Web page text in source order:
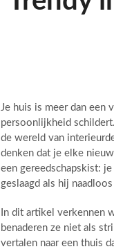
Je huis is meer dan een
persoonlijkheid
de wereld van
denken dat je elke
een gereedschapskist:
geslaagd als hij
In dit artikel verkennen
benaderen ze niet als
vertalen naar een thuis